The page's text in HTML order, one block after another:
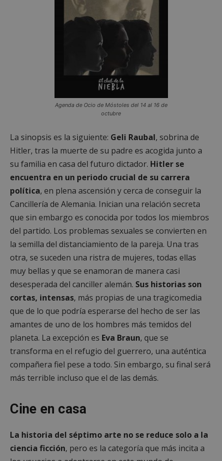
Agenda de Ocio de Móstoles del 14 al 16 de
octubre
La sinopsis es la siguiente: Geli Raubal, sobrina de
Hitler, tras la muerte de su padre es acogida junto a
su familia en casa del futuro dictador. Hitler se
encuentra en un periodo crucial de su carrera
política, en plena ascensión y cerca de conseguir la
Cancillería de Alemania. Inician una relación secreta
que sin embargo es conocida por todos los miembros
del partido. Los problemas sexuales se convierten en
la semilla del distanciamiento de la pareja. Una tras
otra, se suceden una ristra de mujeres, todas ellas
muy bellas y que se enamoran de manera casi
desesperada del canciller alemán. Sus historias son
cortas, intensas, más propias de una tragicomedia
que de lo que podría esperarse del hecho de ser las
amantes de uno de los hombres más temidos del
planeta. La excepción es Eva Braun, que se
transforma en el refugio del guerrero, una auténtica
compañera fiel pese a todo. Sin embargo, su final será
más terrible incluso que el de las demás.
Cine en casa
La historia del séptimo arte no se reduce solo a la
ciencia ficción, pero es la categoría que más incita a